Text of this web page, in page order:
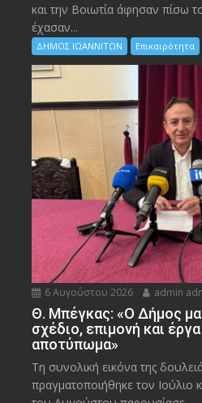
και την Bοιωτία άφησαν πίσω
έχασαν...
ΔΗΜΟΣ ΙΩΑΝΝΙΤΩΝ Επικαιρότητα
6 Αυγούστου 2026 admin
Θ. Μπέγκας: «Ο Δήμος
σχέδιο, επιμονή και
αποτύπωμα»
Τη συνολική εικόνα της
πραγματοποιήθηκε τον Ιούλιο